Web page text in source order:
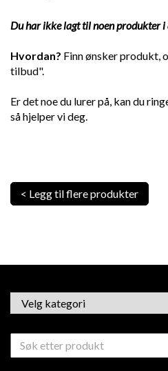
Du har ikke lagt til noen produkter
Hvordan? Finn ønsker produkt,
tilbud".
Er det noe du lurer på, kan du
så hjelper vi deg.
< Legg til flere produkter